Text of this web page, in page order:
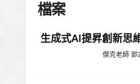
檔案
生成式AI提昇創新思
傑克老師 郭